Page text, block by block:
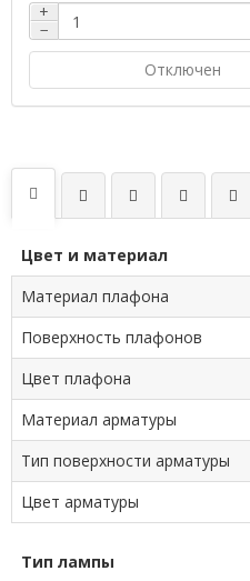
+
−
Отключен
Цвет и материал
Материал плафона
Поверхность плафонов
Цвет плафона
Материал арматуры
Тип поверхности арматуры
Цвет арматуры
Тип лампы